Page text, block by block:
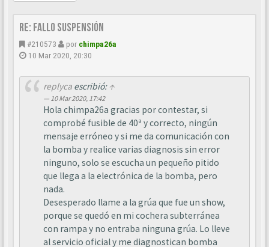
Re: Fallo suspensión
#210573 por chimpa26a
10 Mar 2020, 20:30
replycaescribió: ↑
10 Mar 2020, 17:42
Hola chimpa26a gracias por contestar, si
comprobé fusible de 40ª y correcto, ningún
mensaje erróneo y si me da comunicación con
la bomba y realice varias diagnosis sin error
ninguno, solo se escucha un pequeño pitido
que llega a la electrónica de la bomba, pero
nada.
Desesperado llame a la grúa que fue un show,
porque se quedó en mi cochera subterránea
con rampa y no entraba ninguna grúa. Lo lleve
al servicio oficial y me diagnostican bomba